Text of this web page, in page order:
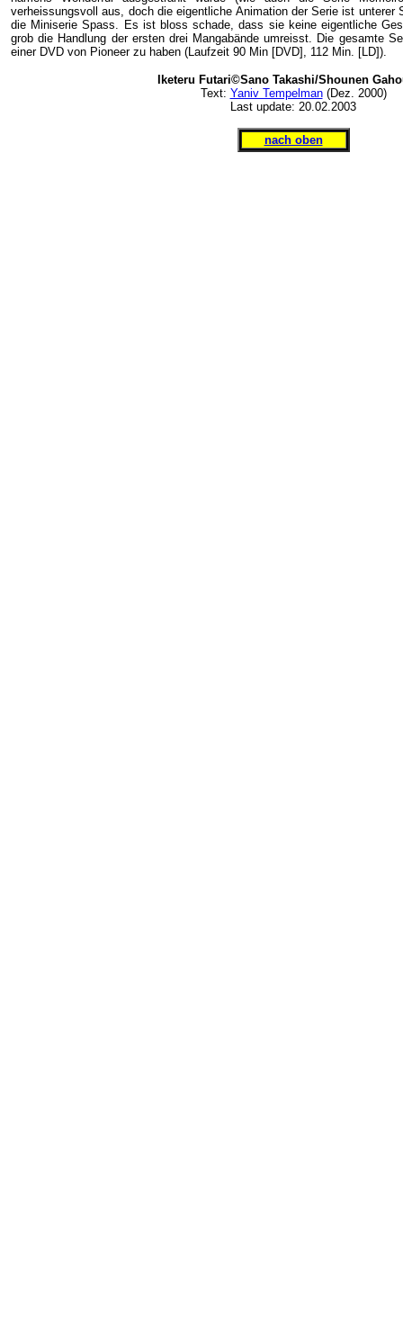
verheissungsvoll aus, doch die eigentliche Animation der Serie ist unterer
die Miniserie Spass. Es ist bloss schade, dass sie keine eigentliche
grob die Handlung der ersten drei Mangabände umreisst. Die gesamte
einer DVD von Pioneer zu haben (Laufzeit 90 Min [DVD], 112 Min. [LD]).
Iketeru Futari©Sano Takashi/Shounen
Text: Yaniv Tempelman(Dez. 2000)
Last update: 20.02.2003
nach oben